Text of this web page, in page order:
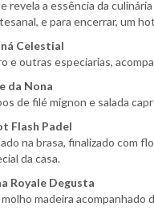
revela a essência da
e para encerrar, um
Celestial
e outras especiarias,
da Nona
de filé mignon e salada
Flash Padel
na brasa, finalizado com
da casa.
Royale Degusta
madeira